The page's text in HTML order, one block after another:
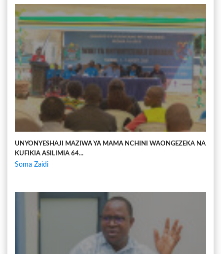
UNYONYESHAJI MAZIWA YA MAMA NCHINI WAONGEZEKA NA
KUFIKIA ASILIMIA 64...
Soma Zaidi